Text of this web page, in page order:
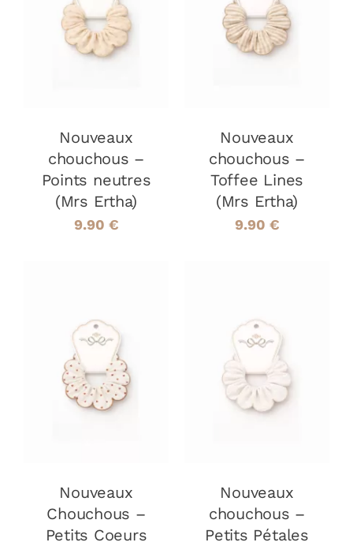
PANIER
/
DÉTAILS
Nouveaux
chouchous –
Points neutres
(Mrs Ertha)
9.90 €
PANIER
/
DÉTAILS
Nouveaux
chouchous –
Toffee Lines
(Mrs Ertha)
9.90 €
AJOUTER AU
PANIER
/
DÉTAILS
Nouveaux
Chouchous –
Petits Coeurs
AJOUTER AU
PANIER
DÉTAILS
Nouveaux
chouchous –
Petits Pétales